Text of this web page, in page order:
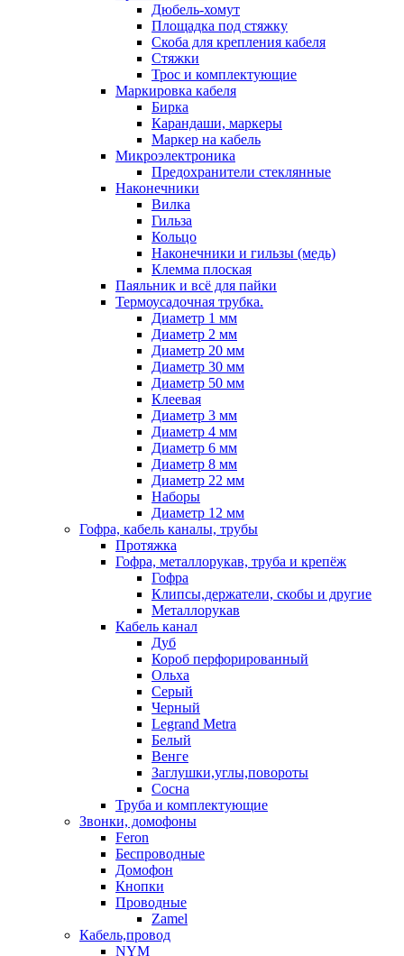
Дюбель-хомут
Площадка под стяжку
Скоба для крепления кабеля
Стяжки
Трос и комплектующие
Маркировка кабеля
Бирка
Карандаши, маркеры
Маркер на кабель
Микроэлектроника
Предохранители стеклянные
Наконечники
Вилка
Гильза
Кольцо
Наконечники и гильзы (медь)
Клемма плоская
Паяльник и всё для пайки
Термоусадочная трубка.
Диаметр 1 мм
Диаметр 2 мм
Диаметр 20 мм
Диаметр 30 мм
Диаметр 50 мм
Клеевая
Диаметр 3 мм
Диаметр 4 мм
Диаметр 6 мм
Диаметр 8 мм
Диаметр 22 мм
Наборы
Диаметр 12 мм
Гофра, кабель каналы, трубы
Протяжка
Гофра, металлорукав, труба и крепёж
Гофра
Клипсы,держатели, скобы и другие
Металлорукав
Кабель канал
Дуб
Короб перфорированный
Ольха
Серый
Черный
Legrand Metra
Белый
Венге
Заглушки,углы,повороты
Сосна
Труба и комплектующие
Звонки, домофоны
Feron
Беспроводные
Домофон
Кнопки
Проводные
Zamel
Кабель,провод
NYM